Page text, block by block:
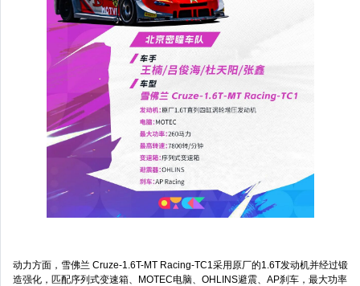
动力方面，雪佛兰 Cruze-1.6T-MT Racing-TC1采用原厂的1.6T发动机并经过锻
造强化，匹配序列式变速箱、MOTEC电脑、OHLINS避震、AP刹车，最大功率